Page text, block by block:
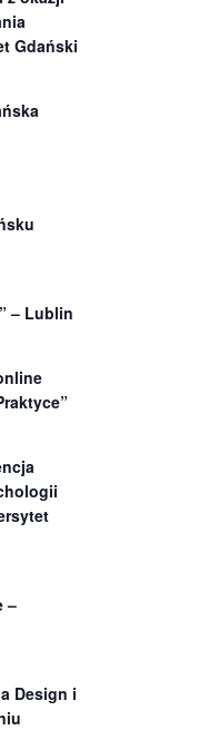
Gdański
– Lublin
–
Design i